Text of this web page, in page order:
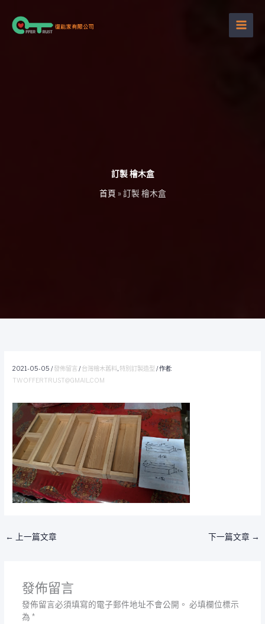
訂製 檜木盒
首頁 » 訂製 檜木盒
2021-05-05/發佈留言/台灣檜木舊料,特別訂製造型 / 作者:
TWOFFERTRUST@GMAIL.COM
← 上一篇文章 下一篇文章 →
發佈留言
發佈留言必須填寫的電子郵件地址不會公開。 必填欄位標示
為 *